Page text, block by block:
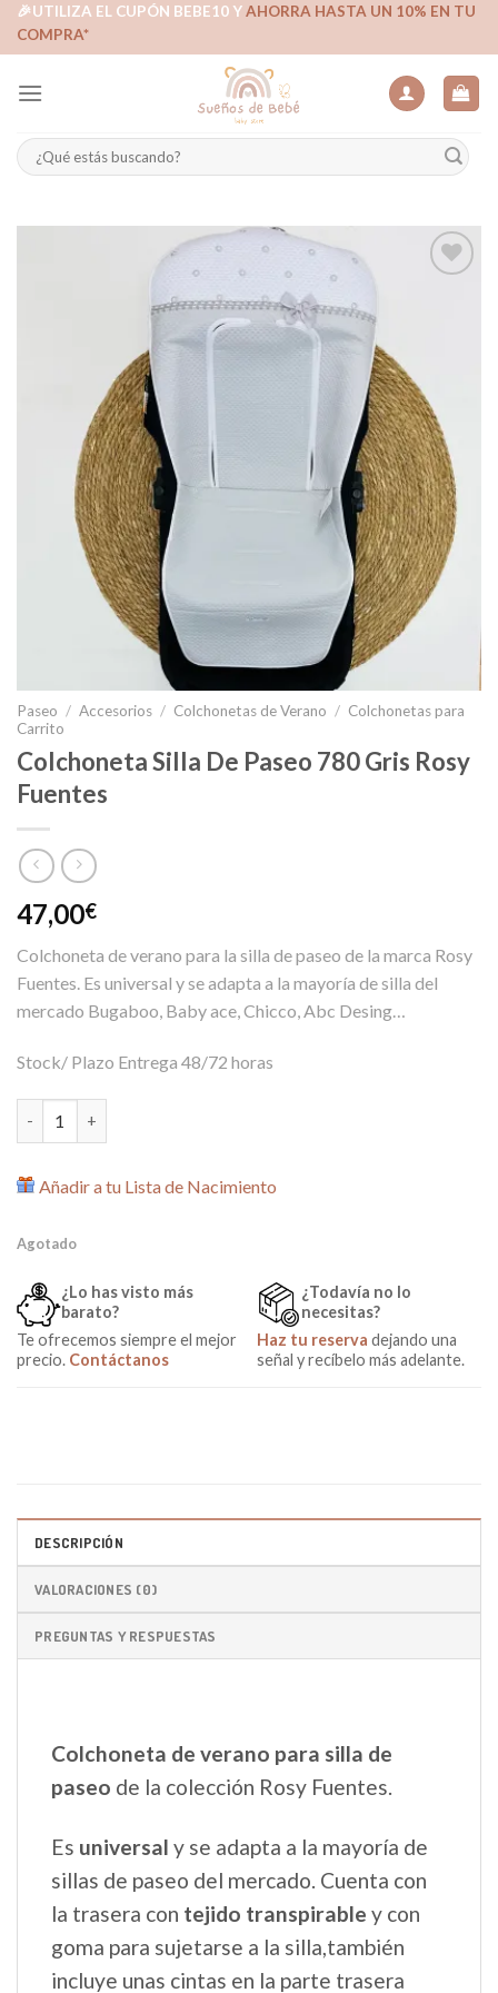
Skip🎉UTILIZA EL CUPÓN BEBE10 YAHORRA HASTA UN 10% EN TU
COMPRA*
Buscar
por:
deseos
Paseo / Accesorios / Colchonetas de Verano / Colchonetas para
Carrito
Colchoneta Silla De Paseo 780 Gris Rosy
Fuentes
47,00€
Colchoneta de verano para la silla de paseo de la marca Rosy
Fuentes. Es universal y se adapta a la mayoría de silla del
mercado Bugaboo, Baby ace, Chicco, Abc Desing…
Stock/ Plazo Entrega 48/72 horas
Añadir a tu Lista de Nacimiento
Agotado
¿Lo has visto más
barato?
Te ofrecemos siempre el mejor
precio. Contáctanos
¿Todavía no lo
necesitas?
Haz tu reserva dejando una
señal y recíbelo más adelante.
DESCRIPCIÓN
VALORACIONES (0)
PREGUNTAS Y RESPUESTAS
Colchoneta de verano para silla de
paseo de la colección Rosy Fuentes.
Es universal y se adapta a la mayoría de
sillas de paseo del mercado. Cuenta con
la trasera con tejido transpirable y con
goma para sujetarse a la silla,también
incluye unas cintas en la parte trasera